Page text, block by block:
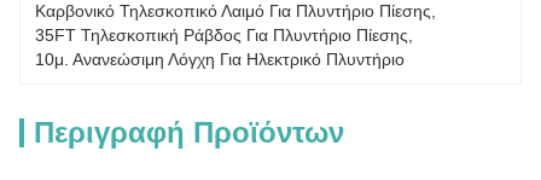
Καρβονικό Τηλεσκοπικό Λαιμό Για Πλυντήριο Πίεσης
35FT Τηλεσκοπική Ράβδος Για Πλυντήριο Πίεσης
10μ. Ανανεώσιμη Λόγχη Για Ηλεκτρικό Πλυντήριο
Περιγραφή Προϊόντων